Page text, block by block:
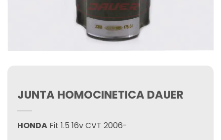
JUNTA HOMOCINETICA DAUER
HONDA Fit 1.5 16v CVT 2006-